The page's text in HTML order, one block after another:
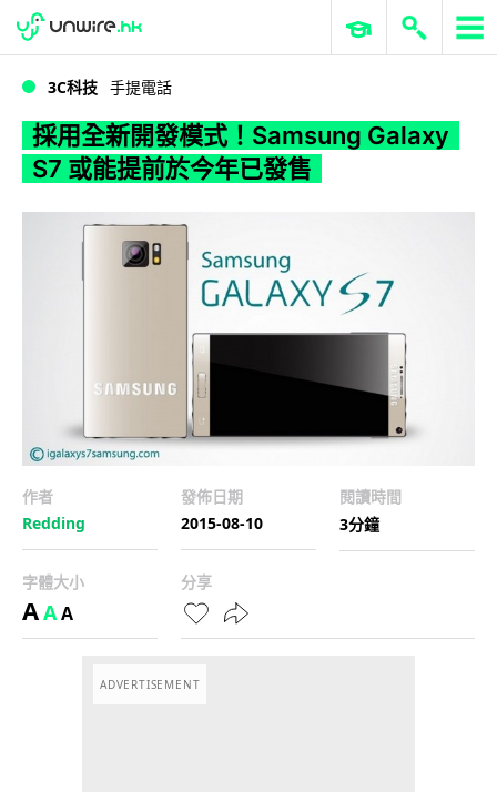
WWDC 2026 ERP 與商業 AI
3C科技 手提電話
採用全新開發模式！Samsung Galaxy
S7 或能提前於今年已發售
作者
Redding
發佈日期
2015-08-10
閱讀時間
3分鐘
字體大小
AAA
分享
ADVERTISEMENT